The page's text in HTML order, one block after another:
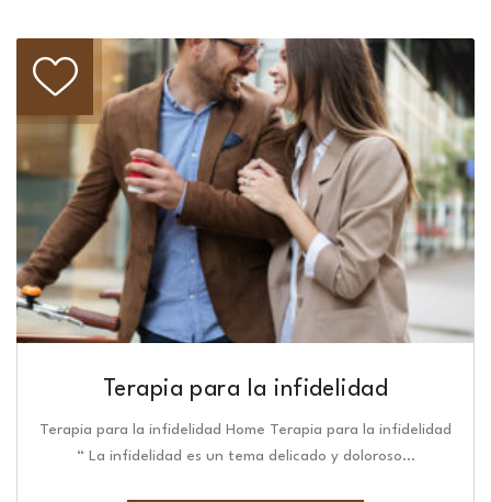
Terapia para la infidelidad
Terapia para la infidelidad Home Terapia para la infidelidad
“ La infidelidad es un tema delicado y doloroso…